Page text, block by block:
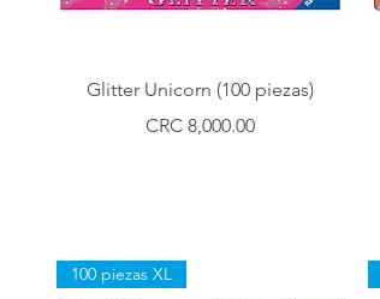
Vista rápida
Glitter Unicorn (100 piezas)
Precio
CRC 8,000.00
100 piezas XL